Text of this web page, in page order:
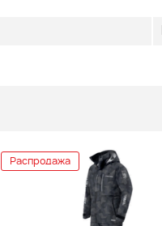
Распродажа